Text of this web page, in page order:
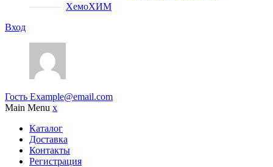
ХемоХИМ
Вход
Гость Example@email.com
Main Menu x
Каталог
Доставка
Контакты
Регистрация